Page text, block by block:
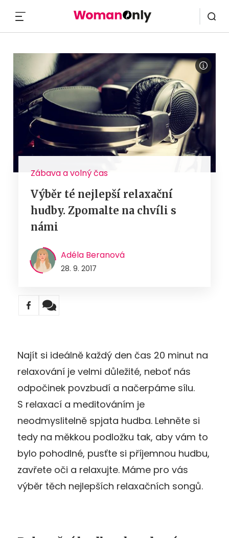
Zábava a volný čas
Výběr té nejlepší relaxační
hudby. Zpomalte na chvíli s
námi
Adéla Beranová
28. 9. 2017
Najít si ideálně každý den čas 20 minut na
relaxování je velmi důležité, neboť nás
odpočinek povzbudí a načerpáme sílu.
S relaxací a meditováním je
neodmyslitelně spjata hudba. Lehněte si
tedy na měkkou podložku tak, aby vám to
bylo pohodlné, pusťte si příjemnou hudbu,
zavřete oči a relaxujte. Máme pro vás
výběr těch nejlepších relaxačních songů.